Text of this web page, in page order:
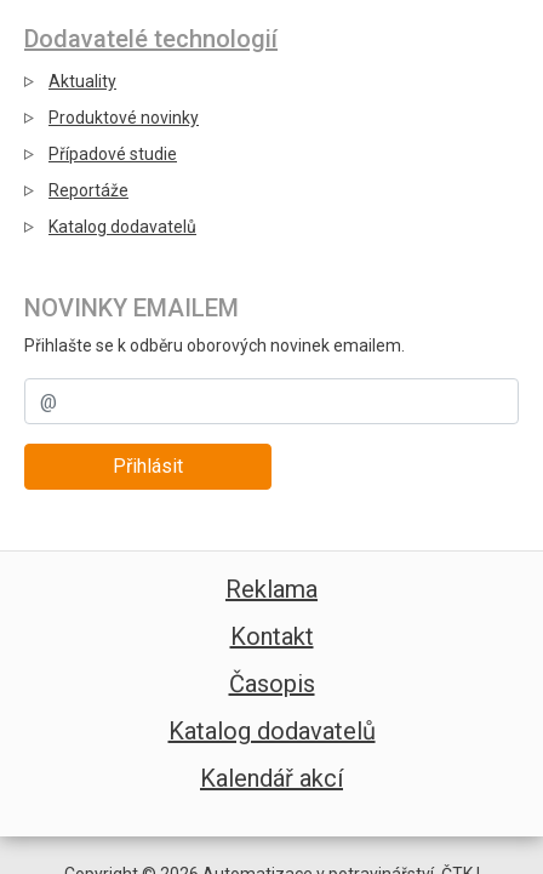
Dodavatelé technologií
Aktuality
Produktové novinky
Případové studie
Reportáže
Katalog dodavatelů
NOVINKY EMAILEM
Přihlašte se k odběru oborových novinek emailem.
Přihlásit
Reklama
Kontakt
Časopis
Katalog dodavatelů
Kalendář akcí